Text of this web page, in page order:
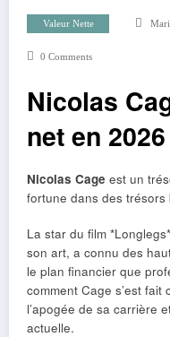
Valeur Nette
0 Comments
Nicolas
net en 2026
Nicolas Cage est un
fortune dans des trésors
La star du film
son art, a connu des
le plan financier que
comment Cage s’est
l’apogée de sa carrière
actuelle.